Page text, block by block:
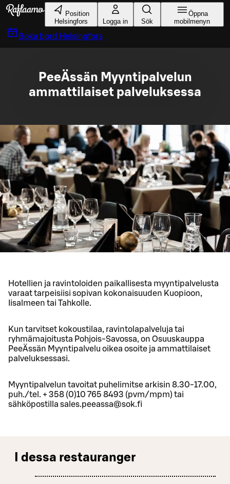
Gå till huvudinnehållet
Position
Helsingfors
Logga in Sök
Öppna
mobilmenyn
Boka bord Helsingfors
PeeÄssän Myyntipalvelun
ammattilaiset palveluksessa
Hotellien ja ravintoloiden paikallisesta myyntipalvelusta
varaat tarpeisiisi sopivan kokonaisuuden Kuopioon,
Iisalmeen tai Tahkolle.
Kun tarvitset kokoustilaa, ravintolapalveluja tai
ryhmämajoitusta Pohjois-Savossa, on Osuuskauppa
PeeÄssän Myyntipalvelu oikea osoite ja ammattilaiset
palveluksessasi.
Myyntipalvelun tavoitat puhelimitse arkisin 8.30-17.00,
puh./tel. + 358 (0)10 765 8493 (pvm/mpm) tai
sähköpostilla sales.peeassa@sok.fi
I dessa restauranger